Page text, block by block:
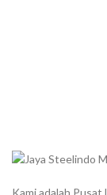
Kami adalah Pusat